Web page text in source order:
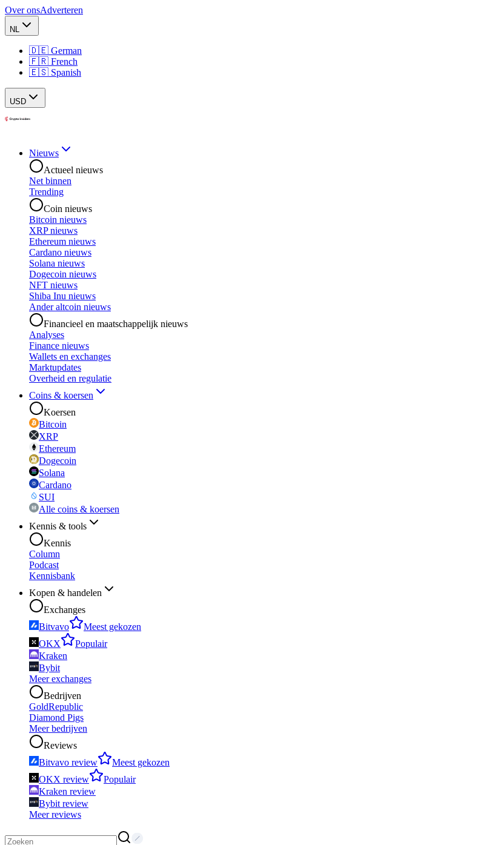
Over onsAdverteren
NL
🇩🇪 German
🇫🇷 French
🇪🇸 Spanish
USD
Nieuws
Actueel nieuws
Net binnen
Trending
Coin nieuws
Bitcoin nieuws
XRP nieuws
Ethereum nieuws
Cardano nieuws
Solana nieuws
Dogecoin nieuws
NFT nieuws
Shiba Inu nieuws
Ander altcoin nieuws
Financieel en maatschappelijk nieuws
Analyses
Finance nieuws
Wallets en exchanges
Marktupdates
Overheid en regulatie
Coins & koersen
Koersen
Bitcoin
XRP
Ethereum
Dogecoin
Solana
Cardano
SUI
Alle coins & koersen
Kennis & tools
Kennis
Column
Podcast
Kennisbank
Kopen & handelen
Exchanges
Bitvavo
Meest gekozen
OKX
Populair
Kraken
Bybit
Meer exchanges
Bedrijven
GoldRepublic
Diamond Pigs
Meer bedrijven
Reviews
Bitvavo review
Meest gekozen
OKX review
Populair
Kraken review
Bybit review
Meer reviews